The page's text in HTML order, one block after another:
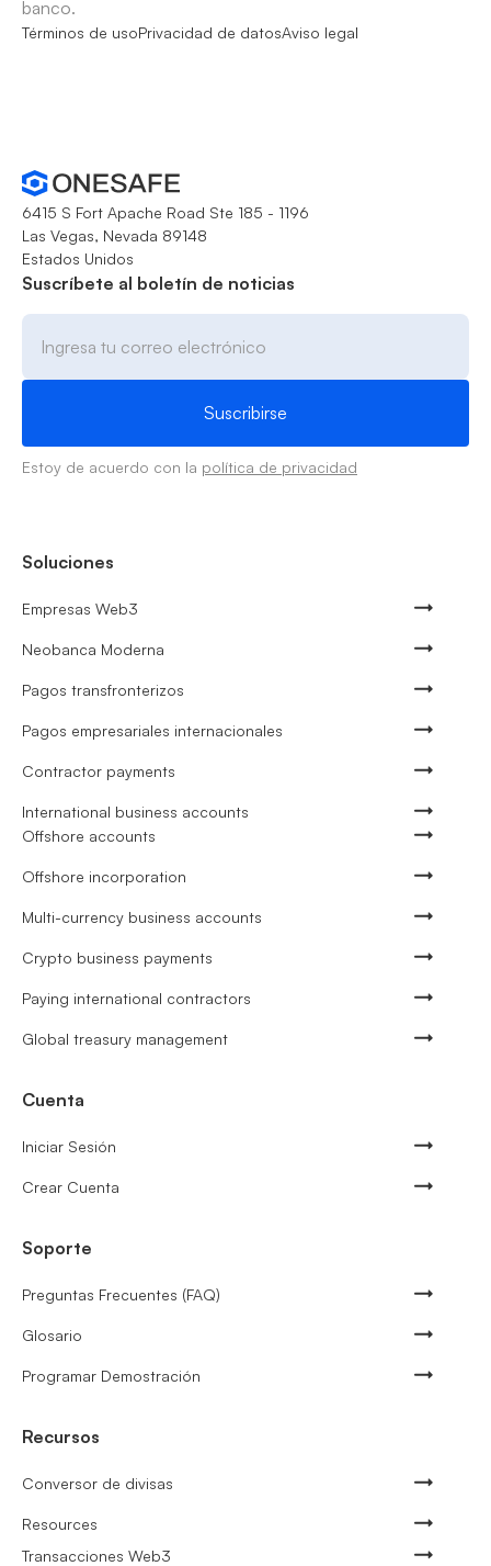
banco.
Términos de usoPrivacidad de datosAviso legal
6415 S Fort Apache Road Ste 185 - 1196
Las Vegas, Nevada 89148
Estados Unidos
Suscríbete al boletín de noticias
Estoy de acuerdo con la política de privacidad
Soluciones
Empresas Web3
Neobanca Moderna
Pagos transfronterizos
Pagos empresariales internacionales
Contractor payments
International business accounts
Offshore accounts
Offshore incorporation
Multi-currency business accounts
Crypto business payments
Paying international contractors
Global treasury management
Cuenta
Iniciar Sesión
Crear Cuenta
Soporte
Preguntas Frecuentes (FAQ)
Glosario
Programar Demostración
Recursos
Conversor de divisas
Resources
Transacciones Web3